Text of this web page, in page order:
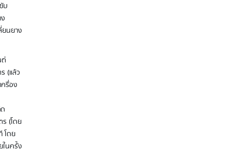
บ
ยนยาง
ต์
(แล้ว
รื่อง
(โดย
โดย
นครั้ง